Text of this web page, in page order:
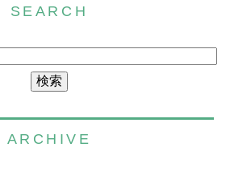
SEARCH
ARCHIVE